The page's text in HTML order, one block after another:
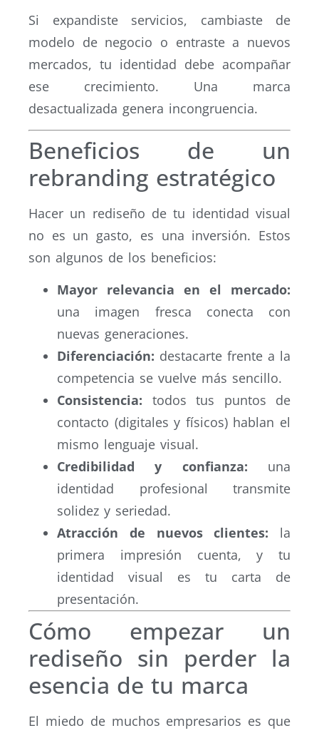
Si expandiste servicios, cambiaste de
modelo de negocio o entraste a nuevos
mercados, tu identidad debe acompañar
ese crecimiento. Una marca
desactualizada genera incongruencia.
Beneficios de un
rebranding estratégico
Hacer un rediseño de tu identidad visual
no es un gasto, es una inversión. Estos
son algunos de los beneficios:
Mayor relevancia en el mercado:
una imagen fresca conecta con
nuevas generaciones.
Diferenciación: destacarte frente a la
competencia se vuelve más sencillo.
Consistencia: todos tus puntos de
contacto (digitales y físicos) hablan el
mismo lenguaje visual.
Credibilidad y confianza: una
identidad profesional transmite
solidez y seriedad.
Atracción de nuevos clientes: la
primera impresión cuenta, y tu
identidad visual es tu carta de
presentación.
Cómo empezar un
rediseño sin perder la
esencia de tu marca
El miedo de muchos empresarios es que